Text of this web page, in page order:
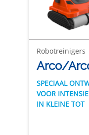
Robotreinigers
Arco/
SPECIAAL
VOOR
IN KLEINE TOT